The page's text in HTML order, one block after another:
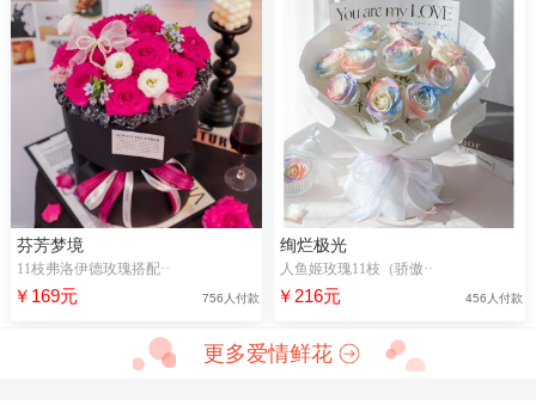
芬芳梦境
11枝弗洛伊德玫瑰搭配··
￥169元 756人付款
绚烂极光
人鱼姬玫瑰11枝（骄傲··
￥216元 456人付款
更多爱情鲜花